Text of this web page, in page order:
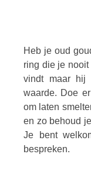
Heb je oud
ring die je nooit
vindt maar hij
waarde. Doe
om laten
en zo behoud
Je bent
bespreken.